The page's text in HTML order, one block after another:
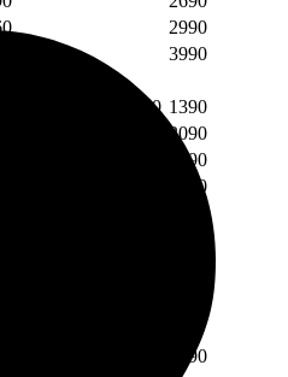
2990
3990
частей 20х20 1390
частей 20х20
2090
1590
2390
2990
3990